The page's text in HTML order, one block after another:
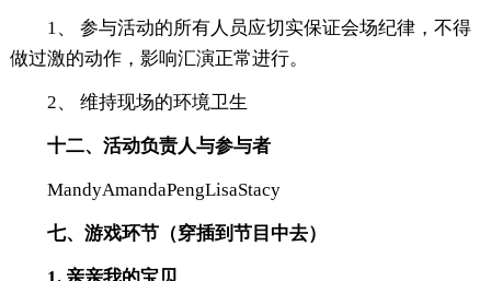
1、 参与活动的所有人员应切实保证会场纪律，不得
做过激的动作，影响汇演正常进行。
2、 维持现场的环境卫生
十二、活动负责人与参与者
MandyAmandaPengLisaStacy
七、游戏环节（穿插到节目中去）